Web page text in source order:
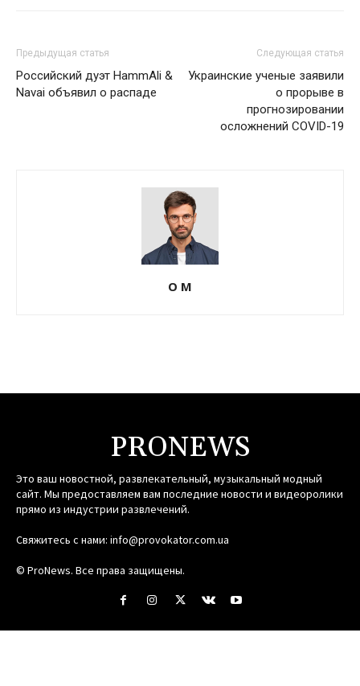
Предыдущая статья
Российский дуэт HammAli &
Navai объявил о распаде
Следующая статья
Украинские ученые заявили
о прорыве в
прогнозировании
осложнений COVID-19
О М
PRONEWS
Это ваш новостной, развлекательный, музыкальный модный
сайт. Мы предоставляем вам последние новости и видеоролики
прямо из индустрии развлечений.
Свяжитесь с нами: info@provokator.com.ua
© ProNews. Все права защищены.